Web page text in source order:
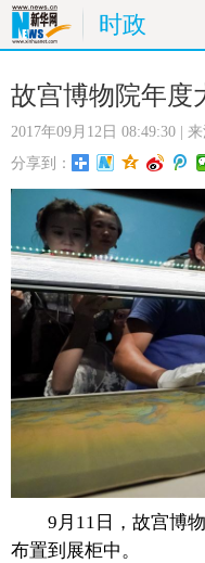
时政
首页 时政
娱乐 体育
时尚 思客
港澳 台湾
科技 能源
图片 视频
旅游 健康
公益
富媒体 摄影
故宫博物院年度
2017年09月12日 08:49:30 | 来
分享到：
9月11日，故宫博物
布置到展柜中。